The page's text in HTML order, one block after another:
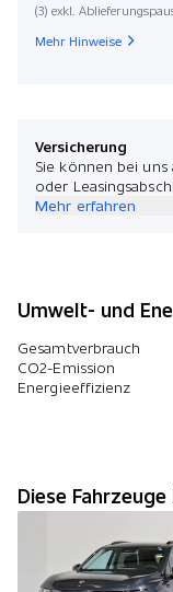
(3) exkl.
Mehr Hinweise
Versicherung
Sie können bei
oder
Mehr erfahren
Umwelt- und
Gesamtverbrauch
CO2-Emission
Energieeffizienz
Diese